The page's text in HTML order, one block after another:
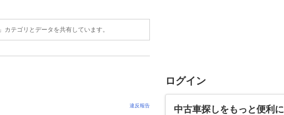
カテゴリとデータを共有しています。
違反報告
ログイン
中古車探しをもっと便利に